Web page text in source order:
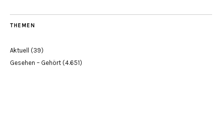
THEMEN
Aktuell (39)
Gesehen – Gehört (4.651)